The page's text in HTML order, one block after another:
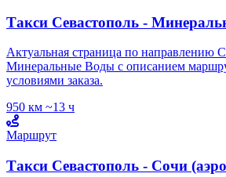
Такси Севастополь -
Актуальная страница по направлению
Минеральные Воды с описанием
условиями заказа.
950 км ~13 ч
Маршрут
Такси Севастополь - Сочи